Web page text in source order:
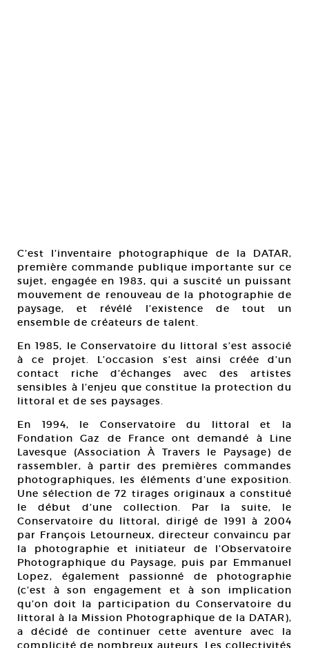
C’est l’inventaire photographique de la DATAR,
première commande publique importante sur ce
sujet, engagée en 1983, qui a suscité un puissant
mouvement de renouveau de la photographie de
paysage, et révélé l’existence de tout un
ensemble de créateurs de talent.
En 1985, le Conservatoire du littoral s’est associé
à ce projet. L’occasion s’est ainsi créée d’un
contact riche d’échanges avec des artistes
sensibles à l’enjeu que constitue la protection du
littoral et de ses paysages.
En 1994, le Conservatoire du littoral et la
Fondation Gaz de France ont demandé à Line
Lavesque (Association À Travers le Paysage) de
rassembler, à partir des premières commandes
photographiques, les éléments d’une exposition.
Une sélection de 72 tirages originaux a constitué
le début d’une collection. Par la suite, le
Conservatoire du littoral, dirigé de 1991 à 2004
par François Letourneux, directeur convaincu par
la photographie et initiateur de l’Observatoire
Photographique du Paysage, puis par Emmanuel
Lopez, également passionné de photographie
(c’est à son engagement et à son implication
qu’on doit la participation du Conservatoire du
littoral à la Mission Photographique de la DATAR),
a décidé de continuer cette aventure avec la
complicité de nombreux auteurs. Les collectivités